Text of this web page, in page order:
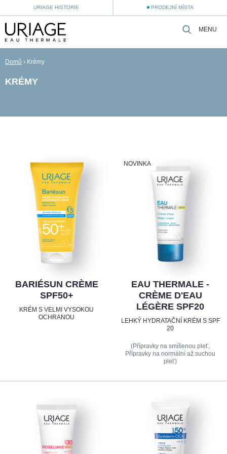
URIAGE HISTORIE PRODEJNÍ MÍSTA
MENU
Domů › Krémy
KRÉMY
BARIÉSUN CRÈME
SPF50+
KRÉM S VELMI VYSOKOU
OCHRANOU
NOVINKA
EAU THERMALE -
CRÈME D'EAU
LÉGÈRE SPF20
LEHKÝ HYDRATAČNÍ KRÉM S SPF
20
(Přípravky na smíšenou pleť,
Přípravky na normální až suchou
pleť)